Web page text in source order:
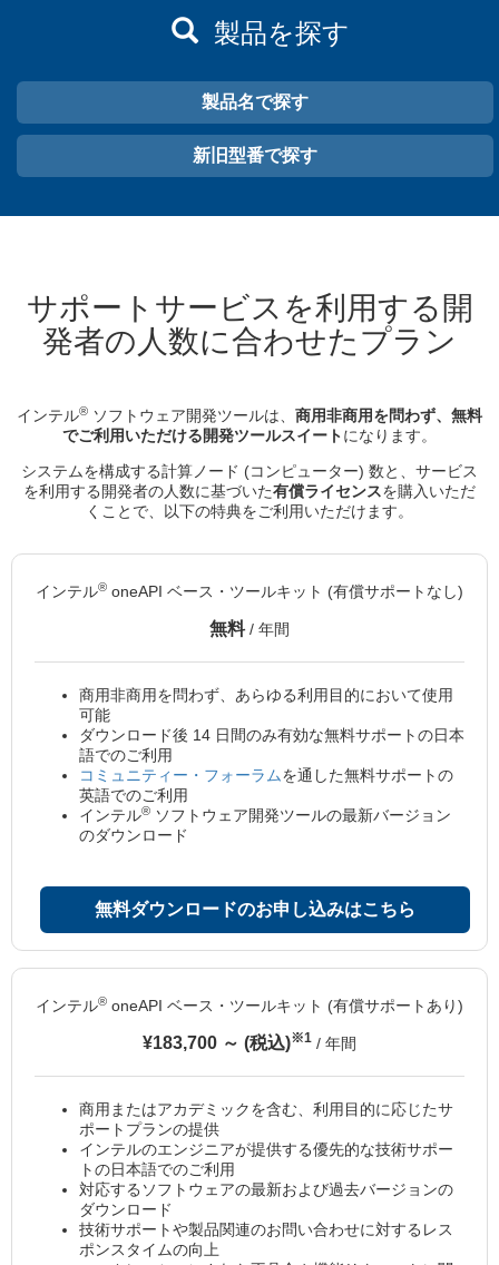
製品を探す
製品名で探す
新旧型番で探す
サポートサービスを利用する開
発者の人数に合わせたプラン
インテル® ソフトウェア開発ツールは、 商用非商用を問わず、無料
でご利用いただける開発ツールスイートになります。
システムを構成する計算ノード (コンピューター) 数と、サービス
を利用する開発者の人数に基づいた有償ライセンスを購入いただ
くことで、以下の特典をご利用いただけます。
インテル® oneAPI ベース・ツールキット (有償サポートなし)
無料/ 年間
商用非商用を問わず、あらゆる利用目的において使用
可能
ダウンロード後 14 日間のみ有効な無料サポートの日本
語でのご利用
コミュニティー・フォーラムを通した無料サポートの
英語でのご利用
インテル® ソフトウェア開発ツールの最新バージョン
のダウンロード
無料ダウンロードのお申し込みはこちら
インテル® oneAPI ベース・ツールキット (有償サポートあり)
¥183,700 ～ (税込)※1 / 年間
商用またはアカデミックを含む、利用目的に応じたサ
ポートプランの提供
インテルのエンジニアが提供する優先的な技術サポー
トの日本語でのご利用
対応するソフトウェアの最新および過去バージョンの
ダウンロード
技術サポートや製品関連のお問い合わせに対するレス
ポンスタイムの向上